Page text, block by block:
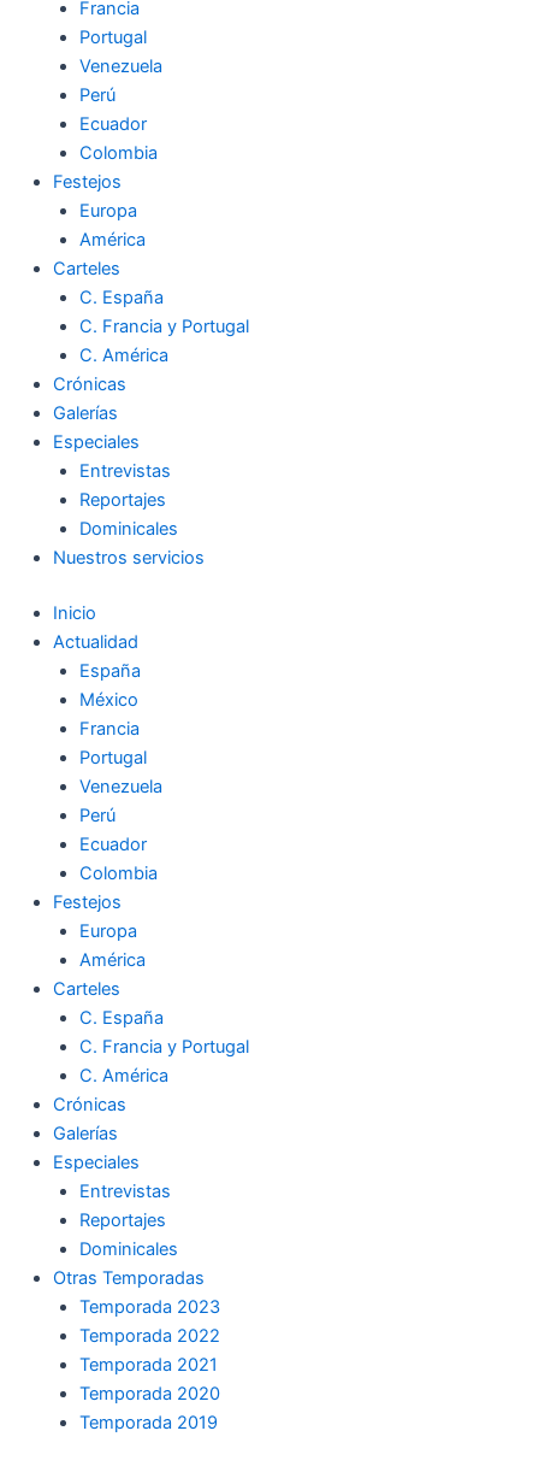
Francia
Portugal
Venezuela
Perú
Ecuador
Colombia
Festejos
Europa
América
Carteles
C. España
C. Francia y Portugal
C. América
Crónicas
Galerías
Especiales
Entrevistas
Reportajes
Dominicales
Nuestros servicios
Inicio
Actualidad
España
México
Francia
Portugal
Venezuela
Perú
Ecuador
Colombia
Festejos
Europa
América
Carteles
C. España
C. Francia y Portugal
C. América
Crónicas
Galerías
Especiales
Entrevistas
Reportajes
Dominicales
Otras Temporadas
Temporada 2023
Temporada 2022
Temporada 2021
Temporada 2020
Temporada 2019